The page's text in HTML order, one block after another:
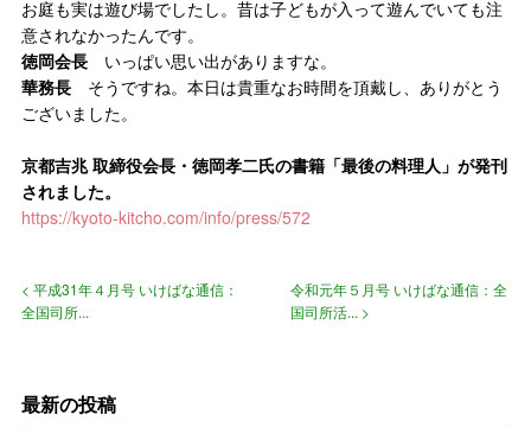
お庭も実は遊び場でしたし。昔は子どもが入って遊んでいても注
意されなかったんです。
徳岡会長いっぱい思い出がありますな。
華務長そうですね。本日は貴重なお時間を頂戴し、ありがとう
ございました。
京都吉兆 取締役会長・徳岡孝二氏の書籍「最後の料理人」が発刊
されました。
https://kyoto-kitcho.com/info/press/572
< 平成31年４月号 いけばな通信：
全国司所...
令和元年５月号 いけばな通信：全
国司所活... >
最新の投稿